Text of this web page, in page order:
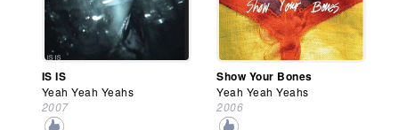
IS IS
Yeah Yeah Yeahs
2007
Show Your Bones
Yeah Yeah Yeahs
2006